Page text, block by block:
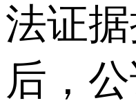
法证
后，